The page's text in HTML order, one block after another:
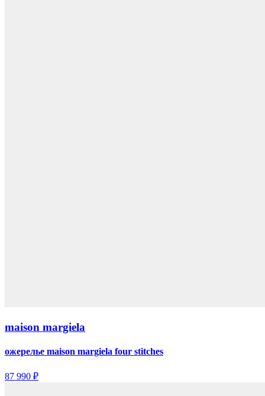
maison margiela
ожерелье maison margiela four stitches
87 990 ₽